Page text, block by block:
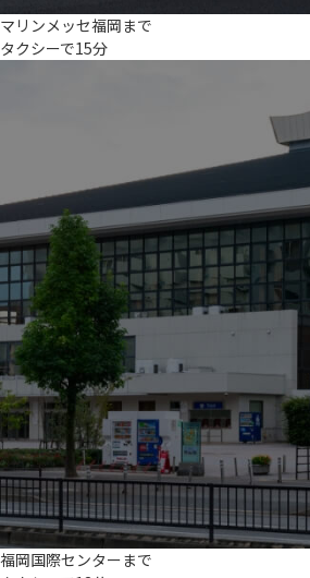
マリンメッセ福岡まで
タクシーで15分
福岡国際センターまで